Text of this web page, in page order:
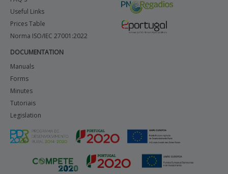
Useful Links
Prices Table
Norma ISO/IEC 27001:2022
DOCUMENTATION
Manuals
Forms
Minutes
Tutoriais
Legislation